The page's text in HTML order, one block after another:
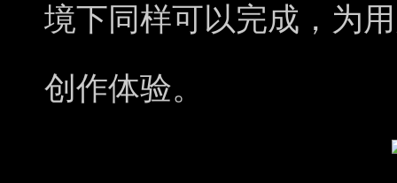
境下同样可以完成，为
创作体验。